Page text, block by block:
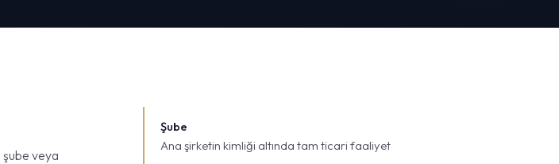
şube veya
Şube
Ana şirketin kimliği altında tam ticari faaliyet